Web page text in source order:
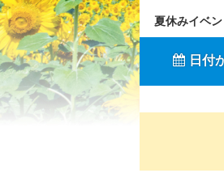
夏休みイベ
日付